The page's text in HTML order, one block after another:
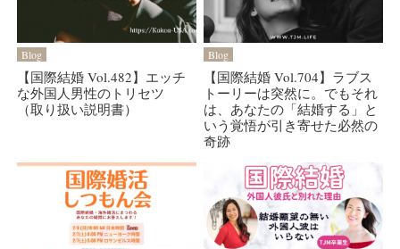
Blog
【国際結婚 Vol.482】エッチ
な外国人男性のトリセツ
（取り扱い説明書）
Blog
【国際結婚 Vol.704】ラブス
トーリーは突然に。でもそれ
は、あなたの「結婚する」と
いう覚悟が引き寄せた必然の
奇跡